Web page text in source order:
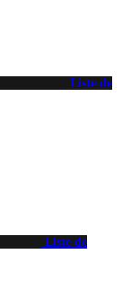
Liste de
Liste de